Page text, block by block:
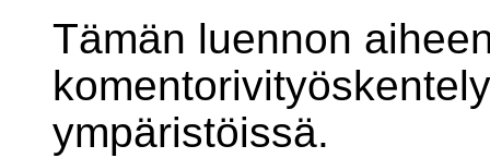
Tämän luennon
ympäristöissä.